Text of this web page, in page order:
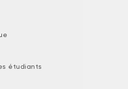
étudiants